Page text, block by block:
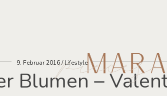
9. Februar 2016 Lifestyle
Blumen –